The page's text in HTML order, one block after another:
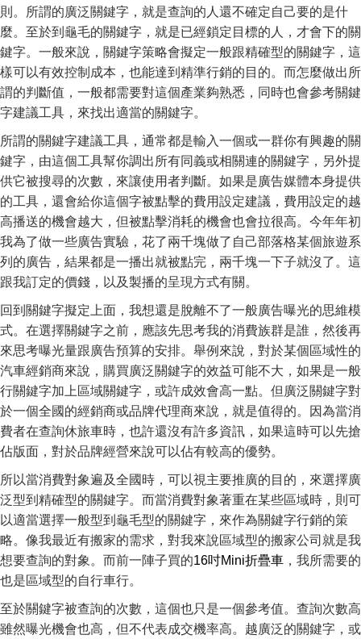
則。所謂的廣泛關鍵字，就是查詢的人還不確定自己要的是什
麼。至於到龜毛的關鍵字，就是已經鎖定目標的人，才會下的關
鍵字。一般來說，關鍵字策略會擬定一般跟精確型的關鍵字，這
樣可以有效控制成本，也能達到精準行銷的目的。而怎麼做出所
謂的判斷值，一般都需要對這個產業夠熟悉，同時也會參考關鍵
字建議工具，來找出適當的關鍵字。
所謂的關鍵字建議工具，通常都是輸入一個或一群你有興趣的關
鍵字，由這個工具幫你調出所有同義或相關連的關鍵字，另外提
供它被搜尋的次數，來讓使用者判斷。如果是廣告媒體本身提供
的工具，還會給你這個字被點擊的費用設定建議，費用設定的越
高播送的機會越大，但被點擊消耗的機會也會拉很高。今年年初
我為了做一些廣告實驗，花了兩千塊做了自己部落格某個旅遊系
列的廣告，結果都是一播出就被點完，兩千塊一下子就沒了。這
跟我訂定的價錢，以及製播的呈現方式有關。
回到關鍵字擬定上面，我想還是脫離不了一般廣告曝光的思維模
式。在選擇關鍵字之前，應該先思考我的消費族群是誰，然後再
來思考曝光量跟廣告預算的安排。舉例來說，對於某個區域性的
汽車經銷商來說，購買廣泛關鍵字的效益可能不大，如果是一般
行關鍵字加上區域關鍵字，或許成效會高一點。但廣泛關鍵字對
於一個全國的經銷商或品牌代理商來說，就是值得的。因為當消
費者在查詢休旅車時，也許還沒有許多資訊，如果這時可以先搶
佔版面，對於品牌經營來說可以佔有較高的優勢。
所以當消費對象遍及全國時，可以視主要推廣的目的，來選擇廣
泛型到精確型的關鍵字。而當消費對象著重在某些區域時，則可
以適當選擇一般型到龜毛型的關鍵字，來作為關鍵字行銷的策
略。像我最近有搬家的需求，對我來說區域型的搬家公司就是我
想要查詢的對象。而前一陣子買的16吋Mini折疊車 ，我所需要的
也是區域型的自行車行。
至於關鍵字被查詢的次數，這個也只是一個參考值。查詢次數高
雖然曝光機會也高，但不代表成交機率高。越廣泛的關鍵字，或